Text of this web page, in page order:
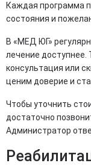
Каждая программа
состояния и
В «МЕД ЮГ»
лечение
консультация или
ценим доверие и
Чтобы уточнить
достаточно
Администратор